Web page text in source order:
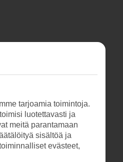
tarjoamia toimintoja.
luotettavasti ja
meitä parantamaan
sisältöä ja
evästeet,